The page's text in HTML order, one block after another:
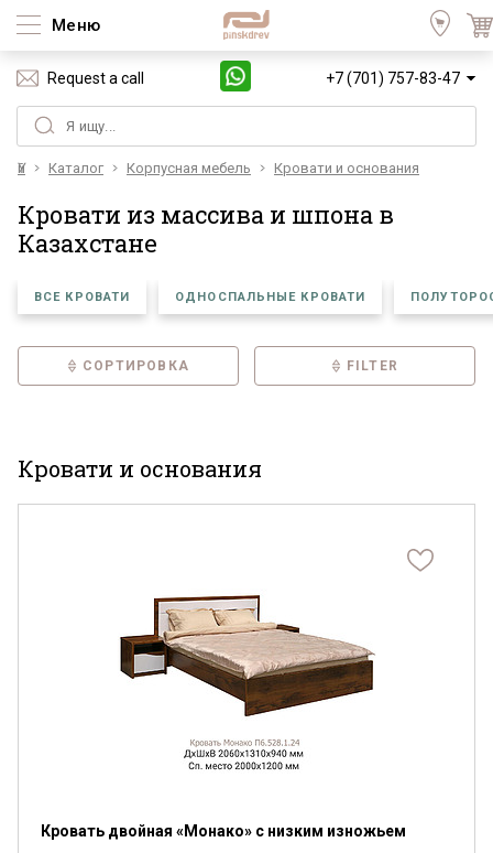
Меню
Request a call +7 (701) 757-83-47
Үй Каталог Корпусная мебель Кровати и основания
Кровати из массива и шпона в
Казахстане
ВСЕ КРОВАТИ ОДНОСПАЛЬНЫЕ КРОВАТИ
СОРТИРОВКА FILTER
Кровати и основания
Кровать двойная «Монако» с низким изножьем